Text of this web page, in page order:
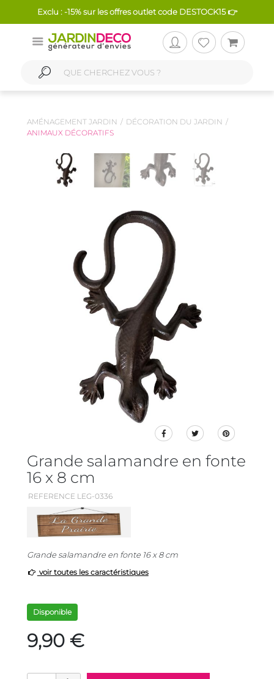
Exclu : -15% sur les offres outlet code DESTOCK15 👉
AMÉNAGEMENT JARDIN
DÉCORATION DU JARDIN
ANIMAUX DÉCORATIFS
Grande salamandre en fonte
16 x 8 cm
REFERENCE LEG-0336
Grande salamandre en fonte 16 x 8 cm
voir toutes les caractéristiques
Disponible
9,90 €